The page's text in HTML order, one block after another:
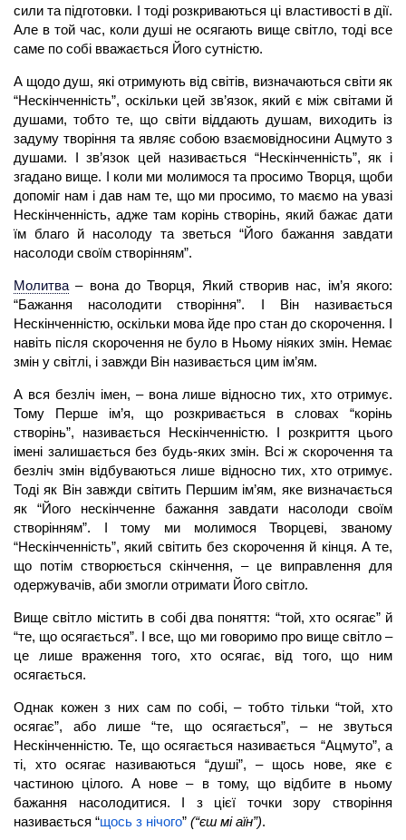
сили та підготовки. І тоді розкриваються ці властивості в дії.
Але в той час, коли душі не осягають вище світло, тоді все
саме по собі вважається Його сутністю.
А щодо душ, які отримують від світів, визначаються світи як
“Нескінченність”, оскільки цей зв’язок, який є між світами й
душами, тобто те, що світи віддають душам, виходить із
задуму творіння та являє собою взаємовідносини Ацмутоз
душами. І зв’язок цей називається “Нескінченність”, як і
згадано вище. І коли ми молимося та просимо Творця, щоби
допоміг нам і дав нам те, що ми просимо, то маємо на увазі
Нескінченність, адже там корінь створінь, який бажає дати
їм благо й насолоду та зветься “Його бажання завдати
насолоди своїм створінням”.
Молитва – вона до Творця, Який створив нас, ім’я якого:
“Бажання насолодити створіння”. І Він називається
Нескінченністю, оскільки мова йде про стан до скорочення. І
навіть після скорочення не було в Ньому ніяких змін. Немає
змін у світлі, і завжди Він називається цим ім’ям.
А вся безліч імен, – вона лише відносно тих, хто отримує.
Тому Перше ім’я, що розкривається в словах “корінь
створінь”, називається Нескінченністю. І розкриття цього
імені залишається без будь-яких змін. Всі ж скорочення та
безліч змін відбуваються лише відносно тих, хто отримує.
Тоді як Він завжди світить Першим ім’ям, яке визначається
як “Його нескінченне бажання завдати насолоди своїм
створінням”. І тому ми молимося Творцеві, званому
“Нескінченність”, який світить без скорочення й кінця. А те,
що потім створюється скінчення, – це виправлення для
одержувачів, аби змогли отримати Його світло.
Вище світло містить в собі два поняття: “той, хто осягає” й
“те, що осягається”. І все, що ми говоримо про вище світло –
це лише враження того, хто осягає, від того, що ним
осягається.
Однак кожен з них сам по собі, – тобто тільки “той, хто
осягає”, або лише “те, що осягається”, – не звуться
Нескінченністю. Те, що осягається називається “Ацмуто”, а
ті, хто осягає називаються “душі”, – щось нове, яке є
частиною цілого. А нове – в тому, що відбите в ньому
бажання насолодитися. І з цієї точки зору створіння
називається “щось з нічого” (“єш мі аїн”).